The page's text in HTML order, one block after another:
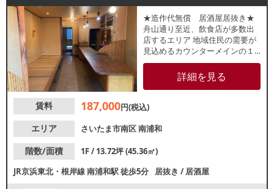
★造作代無償 居酒屋居抜き★
舟山通り至近、飲食店が多数出
店するエリア 地域住民の需要が
見込めるカウンターメインの１
階路面店 【インフラ】電灯：有
動力：有 ガス：6号メ
ーター 水道：20mm 【厨房
庭用 【グリスト】無 【間口】約
レ】有 /洋式 【閉店理由】引
時間制限】24時まで 【不可
態】居抜き ※記載の店舗情報は
正確性を保証するものではござ
詳細を見る
賃料 187,000円(税込)
エリア
さいたま市南区南浦和
階数/面積
1F / 13.72坪 (45.36㎡)
JR京浜東北・根岸線南浦和駅徒歩5分 居抜き /居酒屋